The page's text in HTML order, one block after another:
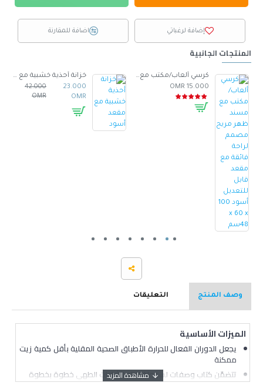
إضافة لرغباتي اضافة للمقارنة
المنتجات الجانبية
كرسي ألعاب/مكتب مع مسند ظهر مريح مصمم لراحة فائقة مع مقعد قابل للتعديل أسود 100 x 60 x 48سم
15.000 OMR
خزانة أحذية خشبية مع مقعد أسود
23.000
OMR
42.000
OMR
وصف المنتج التعليقات
الميزات الأساسية
يجعل الدوران الفعال للحرارة الأطباق الصحية المقلية بأقل كمية زيت
ممكنة
تتضمّن كتاب وصفات لسهولة اتباع إرشادات الطهي خطوة بخطوة